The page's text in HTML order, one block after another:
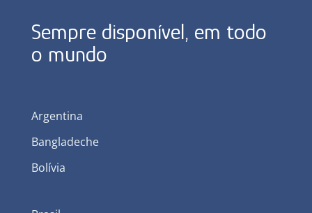
Sempre disponível, em todo
o mundo
Argentina
Bangladeche
Bolívia